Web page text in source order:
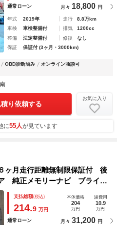
通常ローン 月々 18,800 円
年式 2019年 走行
8.8万km
車検
車検整備付 排気
1200cc
整備
法定整備付 修復
なし
保証
保証付 (3ヶ月・3000km)
OBD診断済み
オンライン商談可
り依頼する
お気に入り
に55人が見ています
月走行距離無制限保証付 後
純正メモリーナビ ブライン
禁煙車 クリアランスソナ
コン スマートキー ＤＶＤ再
支払総額(税込)
214.9 万円
本体価格
204
万円
諸費用
10.9
万円
通常ローン 月々 31,200 円